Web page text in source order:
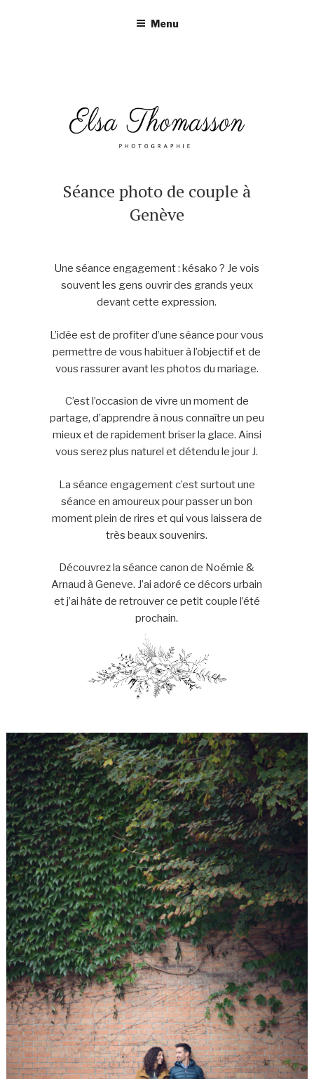
Menu
Séance photo de couple à
Genève
Une séance engagement : késako ? Je vois
souvent les gens ouvrir des grands yeux
devant cette expression.
L’idée est de profiter d’une séance pour vous
permettre de vous habituer à l’objectif et de
vous rassurer avant les photos du mariage.
C’est l’occasion de vivre un moment de
partage, d’apprendre à nous connaître un peu
mieux et de rapidement briser la glace. Ainsi
vous serez plus naturel et détendu le jour J.
La séance engagement c’est surtout une
séance en amoureux pour passer un bon
moment plein de rires et qui vous laissera de
très beaux souvenirs.
Découvrez la séance canon de Noémie &
Arnaud à Geneve. J’ai adoré ce décors urbain
et j’ai hâte de retrouver ce petit couple l’été
prochain.